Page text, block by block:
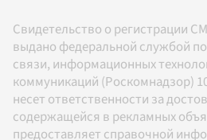
Свидетельство о регистрации
выдано федеральной службой
связи, информационных
коммуникаций (Роскомнадзор)
несет ответственности за
содержащейся в рекламных
предоставляет справочной